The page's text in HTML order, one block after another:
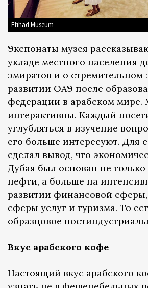
Etihad Museum
Экспонаты музея
укладе местного населения
эмиратов и о стремительном
развитии ОАЭ после
федерации в арабском мире.
интерактивны. Каждый
углубляться в изучение
его больше интересуют. Для
сделал вывод, что
Дубая был основан не
нефти, а больше на
развитии финансовой
сферы услуг и туризма. То
образцовое
Вкус арабского кофе
Настоящий вкус арабского